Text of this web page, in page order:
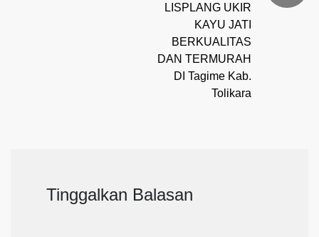
LISPLANG UKIR
KAYU JATI
BERKUALITAS
DAN TERMURAH
DI Tagime Kab.
Tolikara
Tinggalkan Balasan